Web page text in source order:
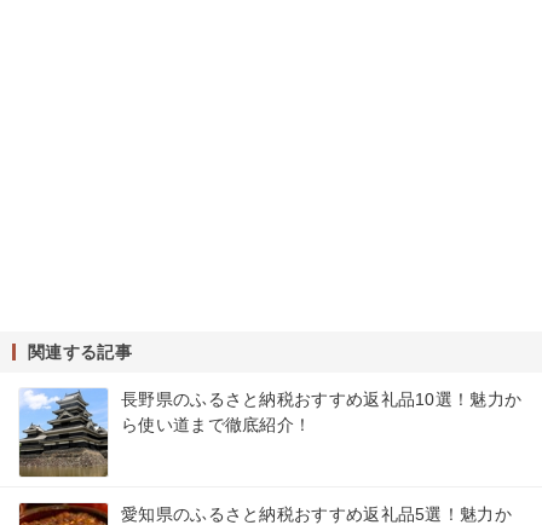
関連する記事
長野県のふるさと納税おすすめ返礼品10選！魅力か
ら使い道まで徹底紹介！
愛知県のふるさと納税おすすめ返礼品5選！魅力か